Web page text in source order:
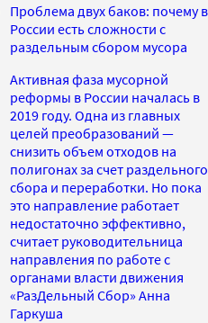
Проблема двух баков: почему в
России есть сложности с
раздельным сбором мусора
Активная фаза мусорной
реформы в России началась в
2019 году. Одна из главных
целей преобразований —
снизить объем отходов на
полигонах за счет раздельного
сбора и переработки. Но пока
это направление работает
недостаточно эффективно,
считает руководительница
направления по работе с
органами власти движения
«РазДельный Сбор» Анна
Гаркуша